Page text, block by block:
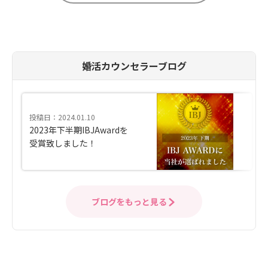
婚活カウンセラーブログ
投稿日：2024.01.10
2023年下半期IBJAwardを
受賞致しました！
ブログをもっと見る